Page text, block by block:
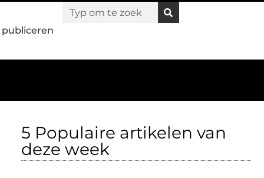
5 Populaire artikelen van
deze week